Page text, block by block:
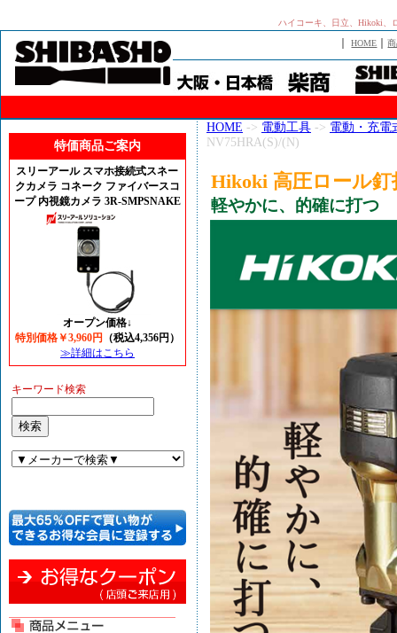
ハイコーキ、日立、Hikoki
｜HOME ｜
特価商品ご案内
スリーアール スマホ接続式スネー
クカメラ コネーク ファイバースコ
ープ 内視鏡カメラ 3R-SMPSNAKE
オープン価格↓
特別価格￥3,960円
（税込4,356円）
≫詳細はこちら
キーワード検索
HOME -> 電動工具 -> 電動・充電
NV75HRA(S)/(N)
Hikoki 高圧ロール釘
軽やかに、的確に打つ